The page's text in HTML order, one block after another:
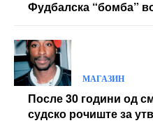
Фудбалска “бомба”
МАГАЗИН
После 30 години од
судско рочиште за